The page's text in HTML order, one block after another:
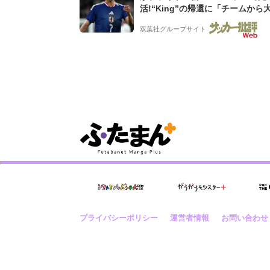
活!“King”の帰還に「チームから
されてる」「元気な姿見れて...」
双葉社グループサイト
プライバシーポリシー 運営者情報 お問い合わせ